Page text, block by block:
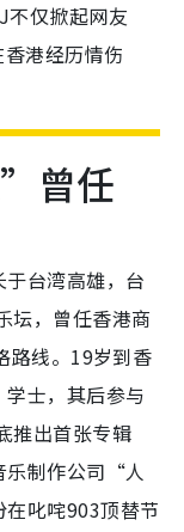
仅掀起网友
港经历情伤
曾任
台湾高雄，台
坛，曾任香港商
路线。19岁到香
士，其后参与
推出首张专辑
乐制作公司“人
叱咤903顶替节